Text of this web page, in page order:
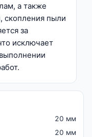
а также
скопления пыли
за
исключает
20 мм
20 мм